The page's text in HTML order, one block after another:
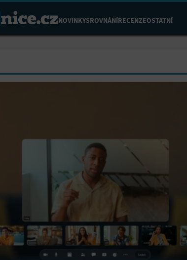
NOVINKYSROVNÁNÍRECENZEOSTATNÍ